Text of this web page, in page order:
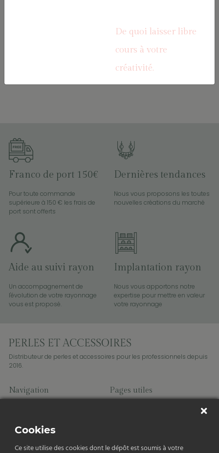
OR 7*4 mm Sachet
Franco de port 150€
Pour toute commande
supérieure à 150 € les frais de
port sont offerts
Dernières tendances
Nous vous proposons les toutes
nouvelles créations du marché
Aide au suivi rayon
Un accompagnement de
l'évolution de votre rayonnage
vous est proposé.
Implantation rayon
Nous vous apportons notre
expertise pour mettre en valeur
votre rayonnage
Distributeur de perles et accessoires pour les professionnels depuis
2016.
Navigation
Fils et cordons
Accessoires
Apprêts
Pages utiles
De quoi laisser libre
cours à votre
créativité.
Cookies
Ce site utilise des cookies dont le dépôt est soumis à votre